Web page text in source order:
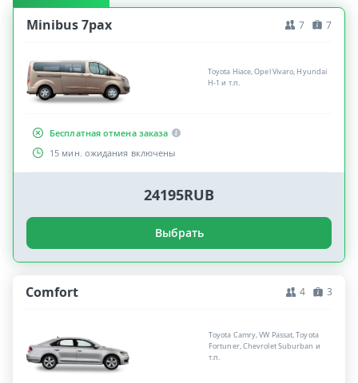
Minibus 7pax 7 7
Toyota Hiace, Opel Vivaro, Hyundai
H-1 и т.п.
Бесплатная отмена заказа
15 мин. ожидания включены
24195RUB
Выбрать
Comfort 4 3
Toyota Camry, VW Passat, Toyota
Fortuner, Chevrolet Suburban и
т.п.